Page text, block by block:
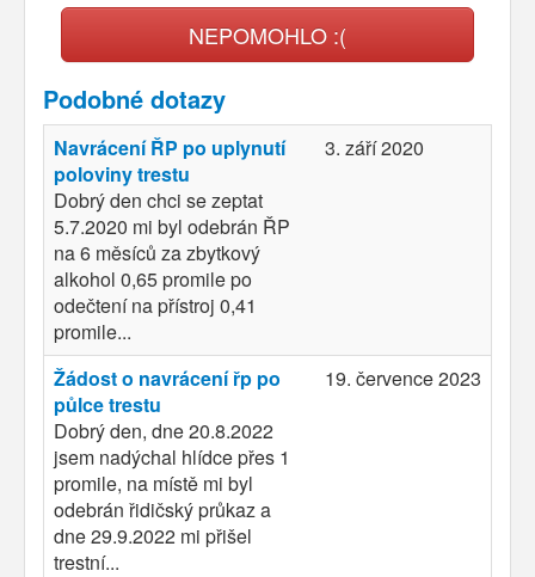
NEPOMOHLO :(
Podobné dotazy
Navrácení ŘP po uplynutí
poloviny trestu
Dobrý den chci se zeptat
5.7.2020 mi byl odebrán ŘP
na 6 měsíců za zbytkový
alkohol 0,65 promile po
odečtení na přístroj 0,41
promile...
3. září 2020
Žádost o navrácení řp po
půlce trestu
Dobrý den, dne 20.8.2022
jsem nadýchal hlídce přes 1
promile, na místě mi byl
odebrán řidičský průkaz a
dne 29.9.2022 mi přišel
trestní...
19. července 2023